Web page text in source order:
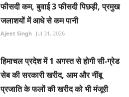
फीसदी कम, बुवाई 3 फीसदी पिछड़ी, प्रमुख
जलाशयों में आधे से कम पानी
Ajeet Singh Jul 31, 2026
हिमाचल प्रदेश में 1 अगस्त से होगी सी-ग्रेड
सेब की सरकारी खरीद, आम और नींबू
प्रजाति के फलों की खरीद को भी मंजूरी